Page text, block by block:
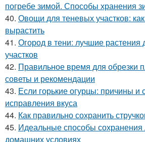
погребе зимой. Способы хранения
40. Овощи для теневых участков:
вырастить
41. Огород в тени: лучшие растения
участков
42. Правильное время для обрезки
советы и рекомендации
43. Если горькие огурцы: причины и
исправления вкуса
44. Как правильно сохранить
45. Идеальные способы сохранения
домашних условиях